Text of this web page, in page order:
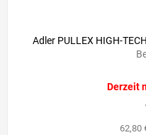
Adler PULLEX HIGH-
Derzeit
62,80